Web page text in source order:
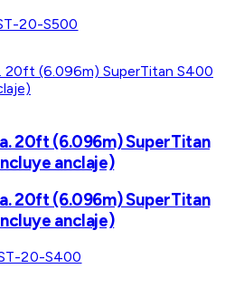
20-S500
20ft (6.096m) SuperTitan
anclaje)
20ft (6.096m) SuperTitan
anclaje)
20-S400